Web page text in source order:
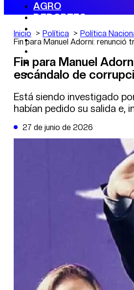
AGRO
DEPORTES
ECONOMÍA
POLÍTICA
DATA FIRME
DE LA TRIBUNA TV
Inicio Política
Política
Fin para Manuel Adorni:
Fin para Manuel
escándalo de
Está siendo investigado
habían pedido su salida e,
27 de junio de 2026